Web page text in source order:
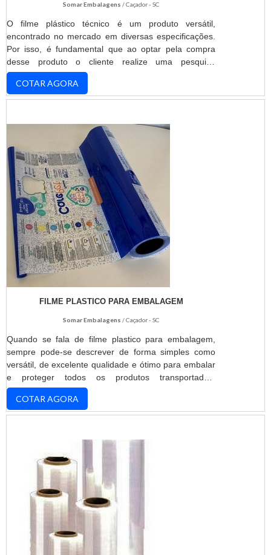
Somar Embalagens / Caçador - SC
O filme plástico técnico é um produto versátil,
encontrado no mercado em diversas especificações.
Por isso, é fundamental que ao optar pela compra
desse produto o cliente realize uma pesquisa
minuciosa, que identifique fabricantes capazes de
aliar preço justo e alta qualidade. INFORMAÇÕES
SOBRE COMO REALIZAR A ESCOLHAClientes que
devem ter em mente que a credibilidade da fabricante
COTAR AGORA
FILME PLASTICO PARA EMBALAGEM
Somar Embalagens / Caçador - SC
Quando se fala de filme plastico para embalagem,
sempre pode-se descrever de forma simples como
versátil, de excelente qualidade e ótimo para embalar
e proteger todos os produtos transportados,
produzido com materiais de alta qualidade e
durabilidade, como:Polietileno de alta densidade
(PEAD);Polietileno de baixa densidade
IMPORTANTES SOBRE O PRODUTOUtilizado para
garantir flexibilidade e s...
COTAR AGORA